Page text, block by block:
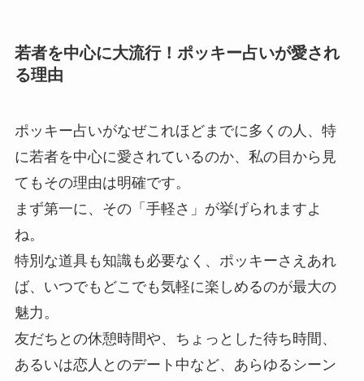
若者を中心に大流行！ポッキー占いが愛され
る理由
ポッキー占いがなぜこれほどまでに多くの人、特
に若者を中心に愛されているのか、私の目から見
てもその理由は明確です。
まず第一に、その「手軽さ」が挙げられますよ
ね。
特別な道具も知識も必要なく、ポッキーさえあれ
ば、いつでもどこでも気軽に楽しめるのが最大の
魅力。
友だちとの休憩時間や、ちょっとした待ち時間、
あるいは恋人とのデート中など、あらゆるシーン